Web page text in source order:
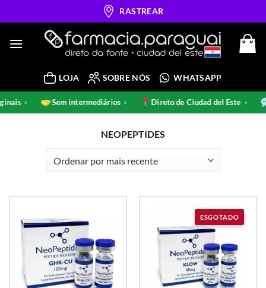
to
RASTREAR
LOJA SOBRE NÓS WHATSAPP
• Sem intermediários Direto de Ciudad del Este
NEOPEPTIDES